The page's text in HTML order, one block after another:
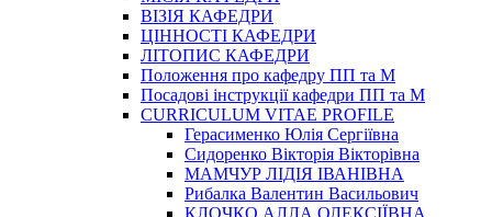
ВІЗІЯ КАФЕДРИ
ЦІННОСТІ КАФЕДРИ
ЛІТОПИС КАФЕДРИ
Положення про кафедру ПП та М
Посадові інструкції кафедри ПП та М
CURRICULUM VITAE PROFILE
Герасименко Юлія Сергіївна
Сидоренко Вікторія Вікторівна
МАМЧУР ЛІДІЯ ІВАНІВНА
Рибалка Валентин Васильович
КЛОЧКО АЛЛА ОЛЕКСІЇВНА